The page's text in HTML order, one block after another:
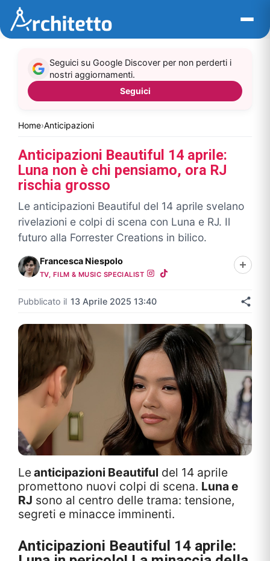
contenuto
Home›Anticipazioni
Seguici su Google Discover per non perderti i
nostri aggiornamenti.
Seguici
Anticipazioni Beautiful 14 aprile:
Luna non è chi pensiamo, ora RJ
rischia grosso
Le anticipazioni Beautiful del 14 aprile svelano
rivelazioni e colpi di scena con Luna e RJ. Il
futuro alla Forrester Creations in bilico.
Francesca Niespolo
TV, FILM & MUSIC SPECIALIST
Pubblicato il 13 Aprile 2025 13:40
Leanticipazioni Beautiful del 14 aprile
promettono nuovi colpi di scena. Luna e
RJ sono al centro delle trama: tensione,
segreti e minacce imminenti.
Anticipazioni Beautiful 14 aprile: